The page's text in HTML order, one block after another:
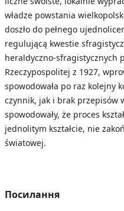
władze powstania
doszło do pełnego
regulującą kwestie
heraldyczno-sfragistycznych
Rzeczypospolitej z 1927,
spowodowała po raz kolejny
czynnik, jak i brak przepisów
spowodowały, że proces
jednolitym kształcie, nie
światowej.
Посилання